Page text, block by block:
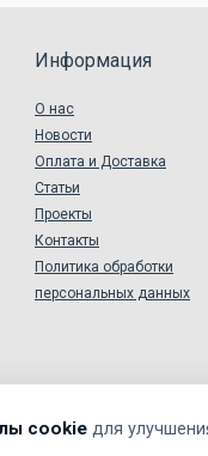
Информация
О нас
Новости
Оплата и Доставка
Статьи
Проекты
Контакты
Политика обработки
персональных данных
cookie для